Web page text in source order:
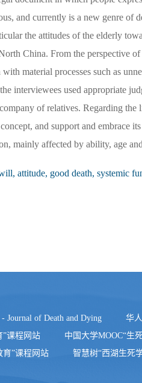
and currently is a new genre of
the attitudes of the elderly
China. From the perspective
material processes such as
interviewees used appropriate
of relatives. Regarding
and support and
mainly affected by ability, age
attitude, good death, systemic
Journal of Death and Dying 华
”课程网站
中国大学MOOC“生
育”课程网站
智慧树“西湖生死